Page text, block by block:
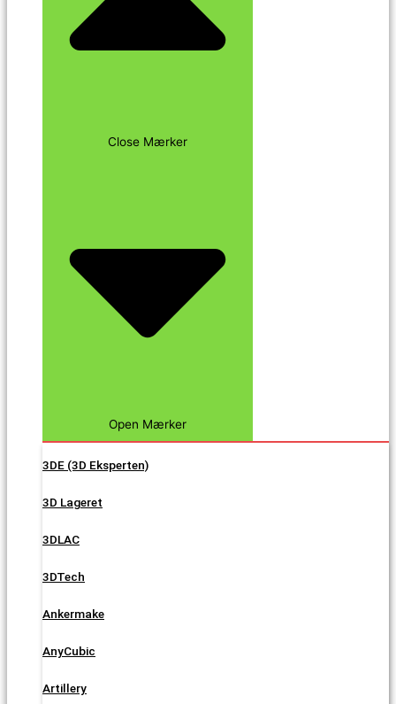
Close Mærker
Open Mærker
3DE (3D Eksperten)
3D Lageret
3DLAC
3DTech
Ankermake
AnyCubic
Artillery